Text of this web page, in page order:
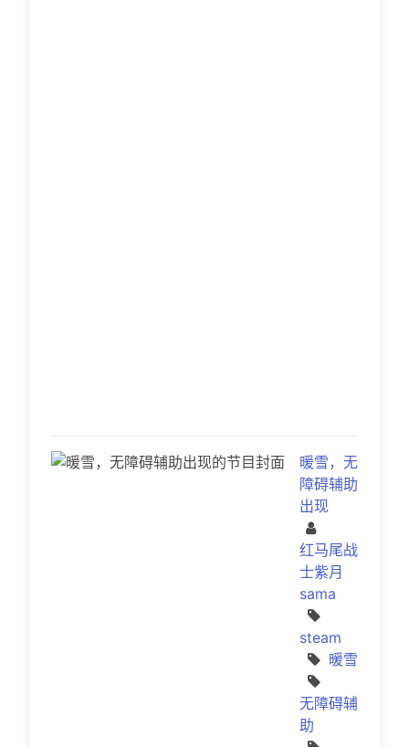
暖雪，无
障碍辅助
出现
红马尾战
士紫月
sama
steam
暖雪
无障碍辅
助